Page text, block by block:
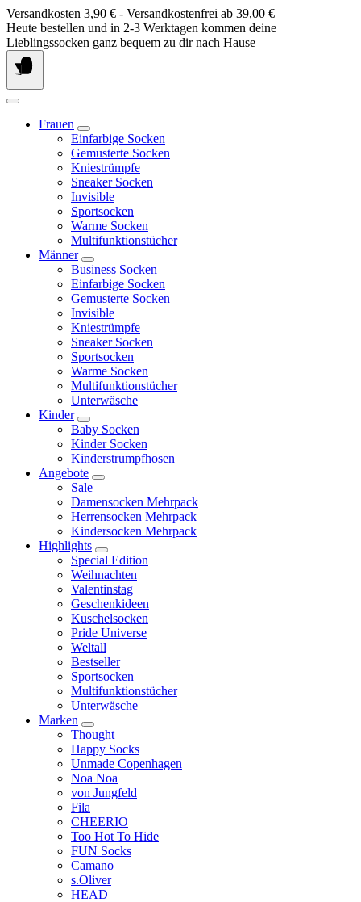
Springe
zum
Inhalt
Versandkosten 3,90 € - Versandkostenfrei ab 39,00 €
Heute bestellen und in 2-3 Werktagen kommen deine
Lieblingssocken ganz bequem zu dir nach Hause
Frauen
Einfarbige Socken
Gemusterte Socken
Kniestrümpfe
Sneaker Socken
Invisible
Sportsocken
Warme Socken
Multifunktionstücher
Männer
Business Socken
Einfarbige Socken
Gemusterte Socken
Invisible
Kniestrümpfe
Sneaker Socken
Sportsocken
Warme Socken
Multifunktionstücher
Unterwäsche
Kinder
Baby Socken
Kinder Socken
Kinderstrumpfhosen
Angebote
Sale
Damensocken Mehrpack
Herrensocken Mehrpack
Kindersocken Mehrpack
Highlights
Special Edition
Weihnachten
Valentinstag
Geschenkideen
Kuschelsocken
Pride Universe
Weltall
Bestseller
Sportsocken
Multifunktionstücher
Unterwäsche
Marken
Thought
Happy Socks
Unmade Copenhagen
Noa Noa
von Jungfeld
Fila
CHEERIO
Too Hot To Hide
FUN Socks
Camano
s.Oliver
HEAD